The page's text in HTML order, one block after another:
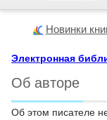
Новинки
Электронная
Об авторе
Об этом писателе